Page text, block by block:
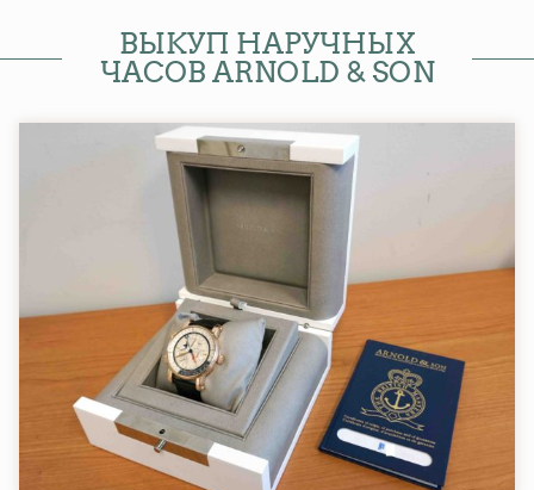
ВЫКУП НАРУЧНЫХ
ЧАСОВ ARNOLD & SON